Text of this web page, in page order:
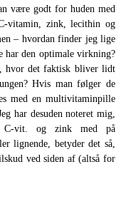
være godt for huden med
vitamin, zink, lecithin og
– hvordan finder jeg lige
har den optimale virkning?
hvor det faktisk bliver lidt
Hvis man følger de
med en multivitaminpille
har desuden noteret mig,
C-vit. og zink med på
lignende, betyder det så,
ved siden af (altså for